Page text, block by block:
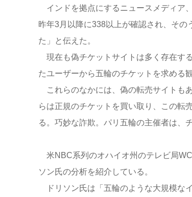
インドを拠点にするニュースメディア
昨年3月以降に338以上が確認され、そ
た」と伝えた。
現在も偽チケットサイトは多く存在す
たユーザーから五輪のチケットを求める
これらのなかには、偽の転売サイトも
らは正規のチケットを買い取り、この転
る。巧妙な詐欺。パリ五輪の主催者は、
米NBC系列のオハイオ州のテレビ局
ソン氏の分析を紹介している。
ドリソン氏は「五輪のような大規模な